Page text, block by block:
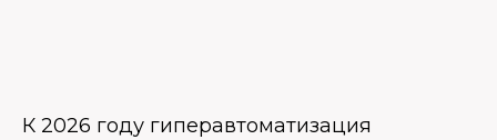
К 2026 году гиперавтоматизация